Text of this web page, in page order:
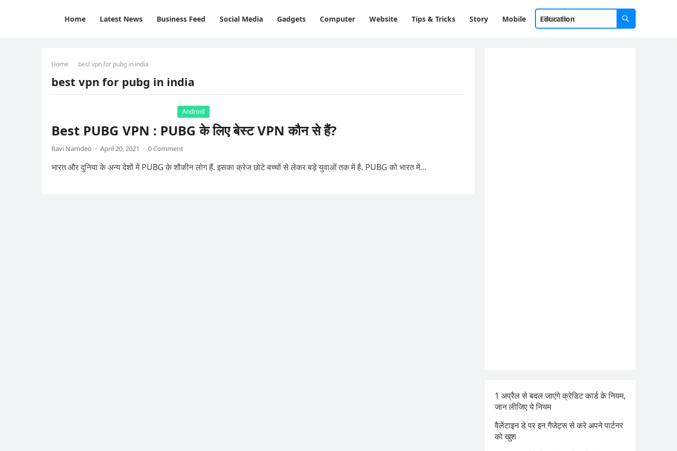
Home Latest News Business Feed Social Media Gadgets Computer Website Tips & Tricks Story Mobile Education
Home best vpn for pubg in india
best vpn for pubg in india
Android
Best PUBG VPN : PUBG के लिए बेस्ट VPN कौन से हैं?
Ravi Namdeo · April 20, 2021 · 0 Comment
भारत और दुनिया के अन्य देशों में PUBG के शौकीन लोग हैं. इसका क्रेज छोटे बच्चों से लेकर बड़े युवाओं तक में है. PUBG को भारत में…
1 अप्रैल से बदल जाएंगे क्रेडिट कार्ड के नियम,
जान लीजिए ये नियम
वैलेंटाइन डे पर इन गैजेट्स से करे अपने पार्टनर
को खुश